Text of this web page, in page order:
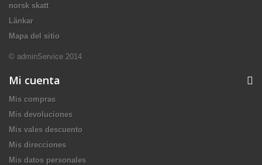
norsk skatt
Länkar
Mapa del sitio
© adminService 2014
Mi cuenta
Mis compras
Mis devoluciones
Mis vales descuento
Mis direcciones
Mis datos personales